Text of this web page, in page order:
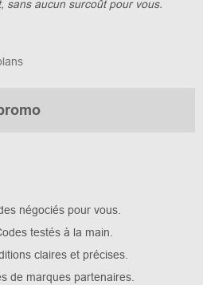
sans aucun surcoût pour vous.
négociés pour vous.
testés à la main.
claires et précises.
de marques partenaires.